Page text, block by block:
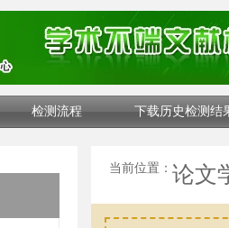
检测流程 下载历史检测结
当前位置： 论文